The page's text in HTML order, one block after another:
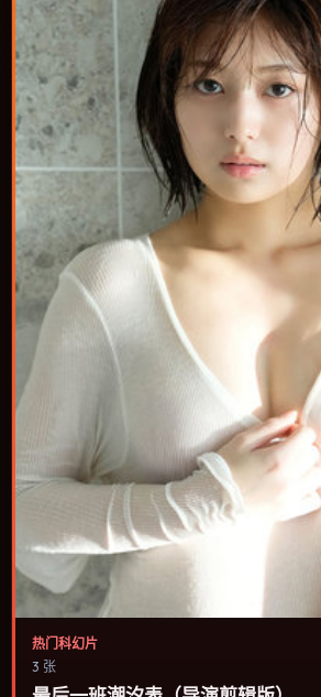
热门科幻片
3 张